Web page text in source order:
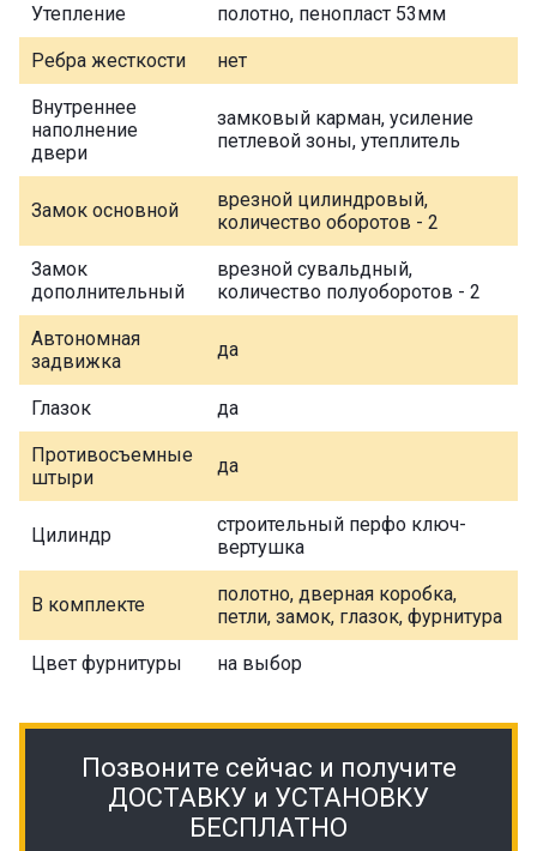
Утепление полотно, пенопласт 53мм
Ребра жесткости нет
Внутреннее
наполнение
двери
замковый карман, усиление
петлевой зоны, утеплитель
Замок основной
врезной цилиндровый,
количество оборотов - 2
Замок
дополнительный
врезной сувальдный,
количество полуоборотов - 2
Автономная
задвижка
да
Глазок да
Противосъемные
штыри
да
Цилиндр
строительный перфо ключ-
вертушка
В комплекте
полотно, дверная коробка,
петли, замок, глазок, фурнитура
Цвет фурнитуры на выбор
Позвоните сейчас и получите
ДОСТАВКУ и УСТАНОВКУ
БЕСПЛАТНО